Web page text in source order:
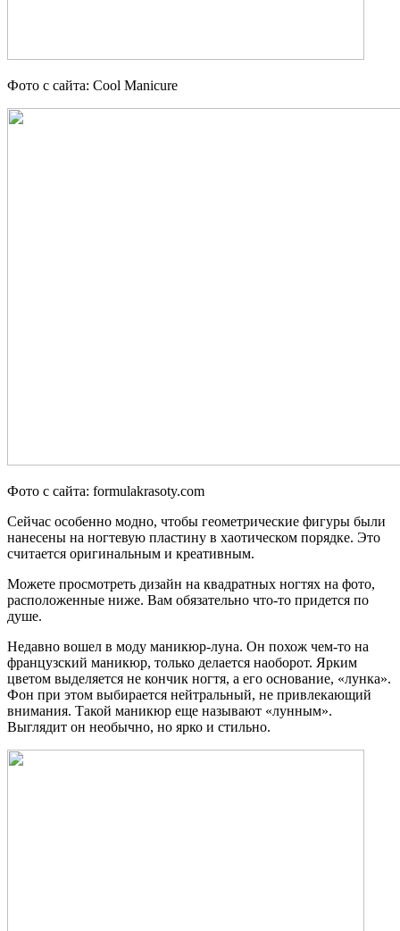
Фото с сайта: Cool Manicure
Фото с сайта: formulakrasoty.com
Сейчас особенно модно, чтобы геометрические фигуры были
нанесены на ногтевую пластину в хаотическом порядке. Это
считается оригинальным и креативным.
Можете просмотреть дизайн на квадратных ногтях на фото,
расположенные ниже. Вам обязательно что-то придется по
душе.
Недавно вошел в моду маникюр-луна. Он похож чем-то на
французский маникюр, только делается наоборот. Ярким
цветом выделяется не кончик ногтя, а его основание, «лунка».
Фон при этом выбирается нейтральный, не привлекающий
внимания. Такой маникюр еще называют «лунным».
Выглядит он необычно, но ярко и стильно.